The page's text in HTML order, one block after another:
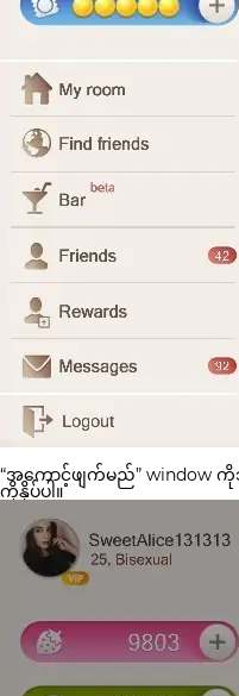
“အကောင့်ဖျက်မည်” window
ကိုနှိပ်ပါ။